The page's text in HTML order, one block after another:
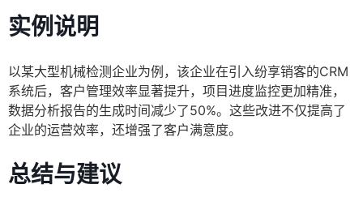
实例说明
以某大型机械检测企业为例，该企业在引入纷享销客的CRM
系统后，客户管理效率显著提升，项目进度监控更加精准，
数据分析报告的生成时间减少了50%。这些改进不仅提高了
企业的运营效率，还增强了客户满意度。
总结与建议